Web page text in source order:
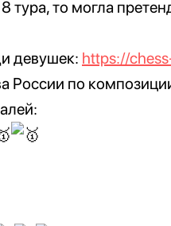
тура, то могла
девушек: https://
России по